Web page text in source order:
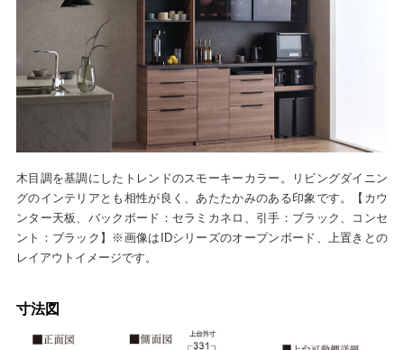
木目調を基調にしたトレンドのスモーキーカラー。リビングダイニン
グのインテリアとも相性が良く、あたたかみのある印象です。【カウ
ンター天板、バックボード：セラミカネロ、引手：ブラック、コンセ
ント：ブラック】※画像はIDシリーズのオープンボード、上置きとの
レイアウトイメージです。
寸法図